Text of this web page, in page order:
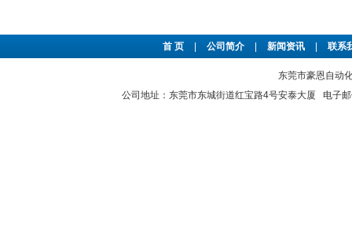
首 页 公司简介 新闻资讯 联系
东莞市豪恩自动
公司地址：东莞市东城街道红宝路4号安泰大厦 电子